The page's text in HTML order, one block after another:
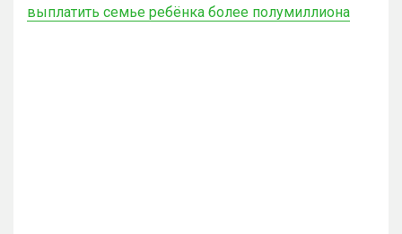
выплатить семье ребёнка более полумиллиона